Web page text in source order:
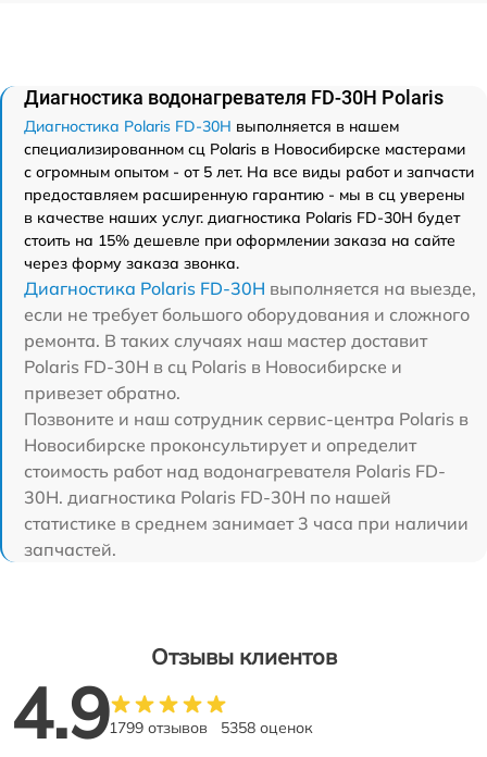
Диагностика водонагревателя FD-30H Polaris
Диагностика Polaris FD-30H выполняется в нашем
специализированном сц Polaris в Новосибирске мастерами
с огромным опытом - от 5 лет. На все виды работ и запчасти
предоставляем расширенную гарантию - мы в сц уверены
в качестве наших услуг. диагностика Polaris FD-30H будет
стоить на 15% дешевле при оформлении заказа на сайте
через форму заказа звонка.
Диагностика Polaris FD-30H выполняется на выезде,
если не требует большого оборудования и сложного
ремонта. В таких случаях наш мастер доставит
Polaris FD-30H в сц Polaris в Новосибирске и
привезет обратно.
Позвоните и наш сотрудник сервис-центра Polaris в
Новосибирске проконсультирует и определит
стоимость работ над водонагревателя Polaris FD-
30H. диагностика Polaris FD-30H по нашей
статистике в среднем занимает 3 часа при наличии
запчастей.
Отзывы клиентов
4.91799 отзывов 5358 оценок